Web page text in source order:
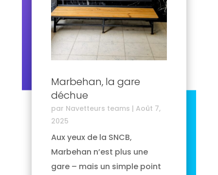
Marbehan, la gare
déchue
par Navetteurs teams | Août 7,
2025
Aux yeux de la SNCB,
Marbehan n’est plus une
gare – mais un simple point